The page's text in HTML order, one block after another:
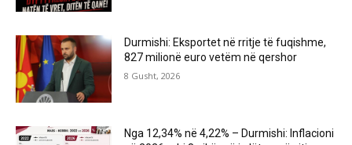
Durmishi: Eksportet në rritje të fuqishme,
827 milionë euro vetëm në qershor
8 Gusht, 2026
Nga 12,34% në 4,22% – Durmishi: Inflacioni